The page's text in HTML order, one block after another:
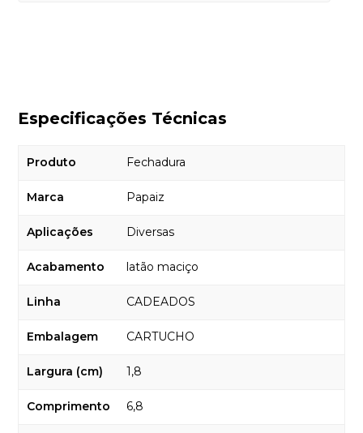
Especificações Técnicas
Produto Fechadura
Marca Papaiz
Aplicações Diversas
Acabamento latão maciço
Linha CADEADOS
Embalagem CARTUCHO
Largura (cm) 1,8
Comprimento 6,8